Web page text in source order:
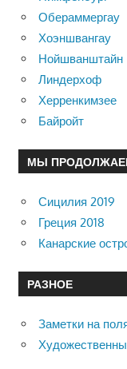
Обераммергау
Хоэншвангау
Нойшванштайн
Линдерхоф
Херренкимзее
Байройт
МЫ
Сицилия 2019
Греция 2018
Канарские
РАЗНОЕ
Заметки на